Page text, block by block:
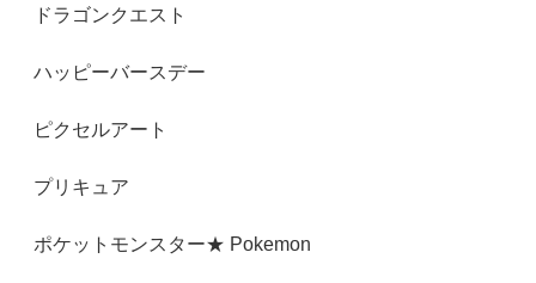
ドラゴンクエスト
ハッピーバースデー
ピクセルアート
プリキュア
ポケットモンスター★ Pokemon